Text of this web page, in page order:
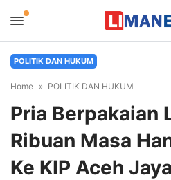
POLITIK DAN HUKUM
Home POLITIK DAN HUKUM
Pria Berpakaian
Ribuan Masa
Ke KIP Aceh Jaya